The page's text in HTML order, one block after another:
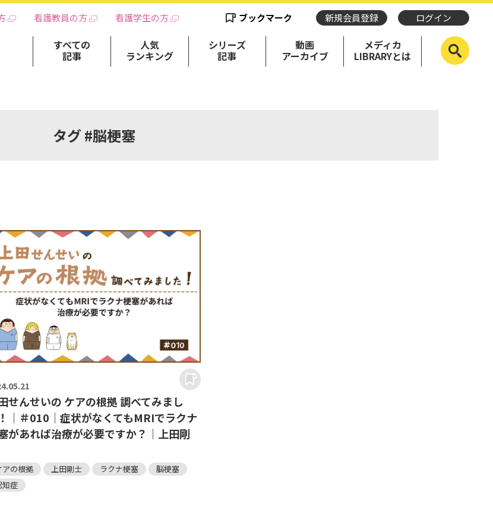
看護教員の方 看護学生の方 ブックマーク 新規会員登録 ログイン
すべての
記事
人気
ランキング
シリーズ
記事
動画
アーカイブ
メディカ
LIBRARYとは
タグ #脳梗塞
05.21
せんせいの ケアの根拠 調べてみまし
｜＃010｜症状がなくてもMRIでラクナ
があれば治療が必要ですか？｜上田剛
アの根拠 上田剛士 ラクナ梗塞
脳梗塞
知症